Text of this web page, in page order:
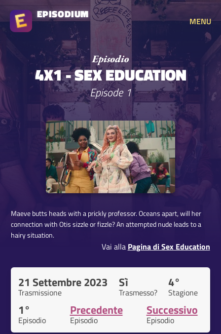
EPISODIUM
MENU
4X1 - SEX EDUCATION
Episode 1
Maeve butts heads with a prickly professor. Oceans apart, will her
connection with Otis sizzle or fizzle? An attempted nude leads to a
hairy situation.
Vai alla Pagina di Sex Education
21 Settembre 2023
Trasmissione
Sì
Trasmesso?
4°
Stagione
1°
Episodio
Precedente
Episodio
Successivo
Episodio